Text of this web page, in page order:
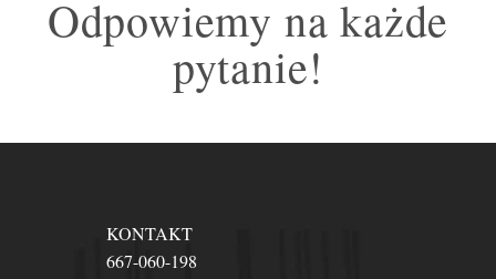
Odpowiemy na każde
pytanie!
KONTAKT
667-060-198